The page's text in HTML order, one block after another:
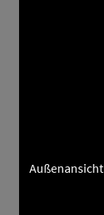
Außenansicht